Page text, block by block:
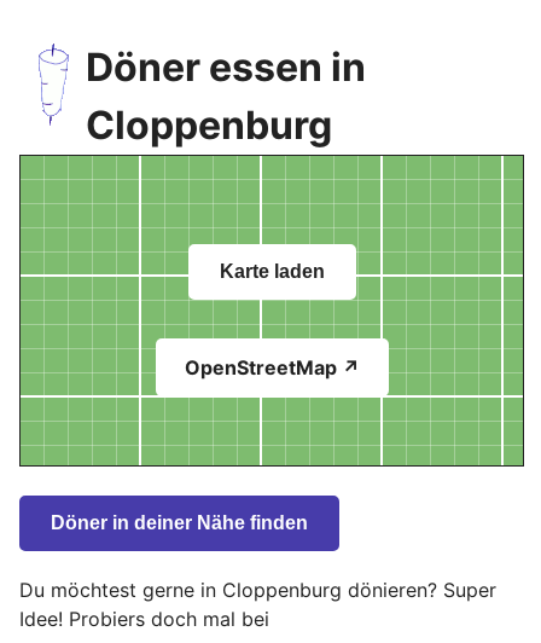
Döner essen in
Cloppenburg
Karte laden
OpenStreetMap ↗
Döner in deiner Nähe finden
Du möchtest gerne in Cloppenburg dönieren? Super
Idee! Probiers doch mal bei